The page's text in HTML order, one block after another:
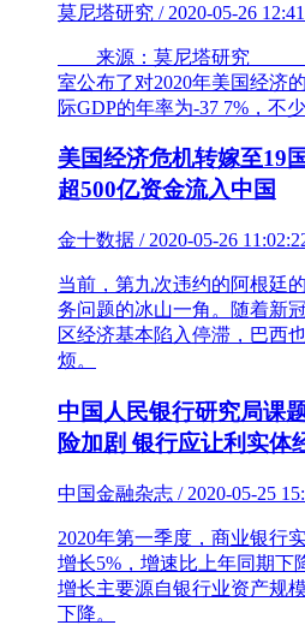
莫尼塔研究 / 2020-05-26
来源：莫尼塔研究
室公布了对2020年美国经济
际GDP的年率为-37 7%，不
美国经济危机转嫁至19
超500亿资金流入中国
金十数据 / 2020-05-26
当前，第九次违约的阿根廷
务问题的冰山一角。随着新
区经济基本陷入停滞，巴西
烦。
中国人民银行研究局课
险加剧 银行应让利实体
中国金融杂志 / 2020-05-25
2020年第一季度，商业银行
增长5%，增速比上年同期下
增长主要源自银行业资产规
下降。